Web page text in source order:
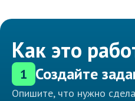
Как это
1 Создайте
Опишите, что нужно